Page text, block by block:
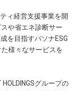
ィ経営支援事業を開
や省エネ診断サー
を目指すパソナESG
様々なサービスを
グループの